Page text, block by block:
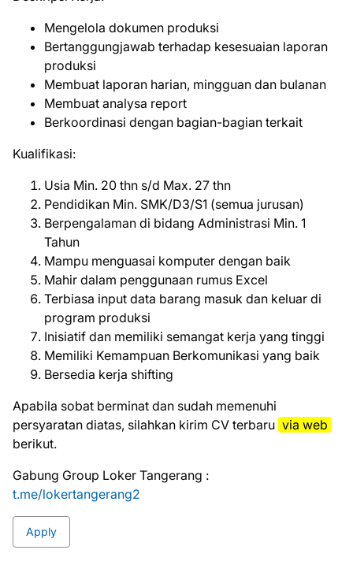
Mengelola dokumen produksi
Bertanggungjawab terhadap kesesuaian laporan
produksi
Membuat laporan harian, mingguan dan bulanan
Membuat analysa report
Berkoordinasi dengan bagian-bagian terkait
Kualifikasi:
Usia Min. 20 thn s/d Max. 27 thn
Pendidikan Min. SMK/D3/S1 (semua jurusan)
Berpengalaman di bidang Administrasi Min. 1
Tahun
Mampu menguasai komputer dengan baik
Mahir dalam penggunaan rumus Excel
Terbiasa input data barang masuk dan keluar di
program produksi
Inisiatif dan memiliki semangat kerja yang tinggi
Memiliki Kemampuan Berkomunikasi yang baik
Bersedia kerja shifting
Aраbіlа ѕоbаt bеrmіnаt dаn ѕudаh mеmеnuhі
реrѕуаrаtаn dіаtаѕ, ѕіlаhkаn kіrіm CV tеrbаru vіа web
bеrіkut.
Gabung Group Loker Tangerang :
t.me/lokertangerang2
Apply